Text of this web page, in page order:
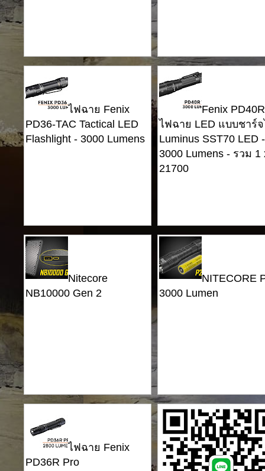
ไฟฉาย Fenix ​​
PD36-TAC Tactical LED
Flashlight - 3000 Lumens
Fenix
ไฟฉาย LED แบบชาร์
Luminus SST70 LED -
3000 Lumens - รวม 1
21700
Nitecore
NB10000 Gen 2
NITECORE
3000 Lumen
ไฟฉาย Fenix
PD36R Pro